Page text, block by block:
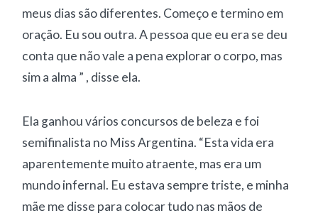
meus dias são diferentes. Começo e termino em
oração. Eu sou outra. A pessoa que eu era se deu
conta que não vale a pena explorar o corpo, mas
sim a alma ” , disse ela.
Ela ganhou vários concursos de beleza e foi
semifinalista no Miss Argentina. “Esta vida era
aparentemente muito atraente, mas era um
mundo infernal. Eu estava sempre triste, e minha
mãe me disse para colocar tudo nas mãos de